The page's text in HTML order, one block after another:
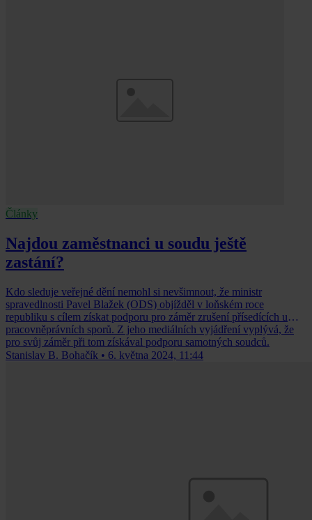
Články
Najdou zaměstnanci u soudu ještě
zastání?
Kdo sleduje veřejné dění nemohl si nevšimnout, že ministr
spravedlnosti Pavel Blažek (ODS) objížděl v loňském roce
republiku s cílem získat podporu pro záměr zrušení přísedících u
pracovněprávních sporů. Z jeho mediálních vyjádření vyplývá, že
pro svůj záměr při tom získával podporu samotných soudců.
Stanislav B. Bohačík • 6. května 2024, 11:44